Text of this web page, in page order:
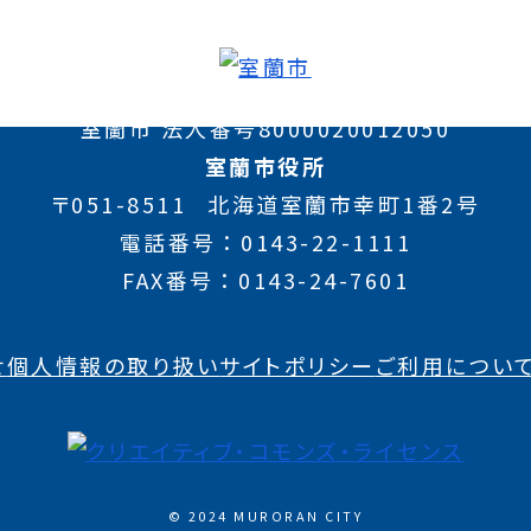
室蘭市 法人番号8000020012050
室蘭市役所
〒051-8511
北海道室蘭市幸町1番2号
電話番号
0143-22-1111
FAX番号
0143-24-7601
個人情報の取り扱いサイトポリシーご利用について
© 2024 MURORAN CITY